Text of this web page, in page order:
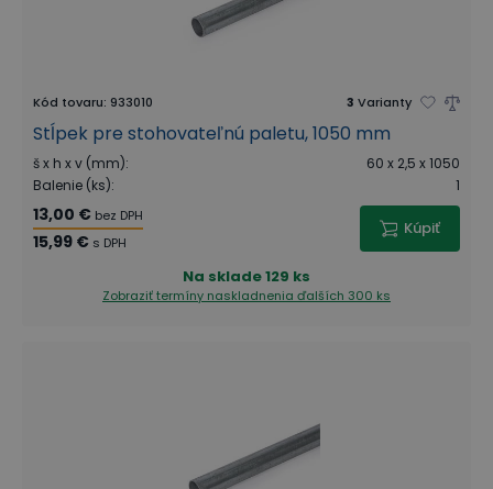
Kód tovaru: 933010 3 Varianty
Stĺpek pre stohovateľnú paletu, 1050 mm
š x h x v (mm):
60 x 2,5 x 1050
Balenie (ks): 1
13,00 € bez DPH
15,99 € s DPH
Kúpiť
Na sklade129 ks
Zobraziť termíny naskladnenia ďalších 300 ks